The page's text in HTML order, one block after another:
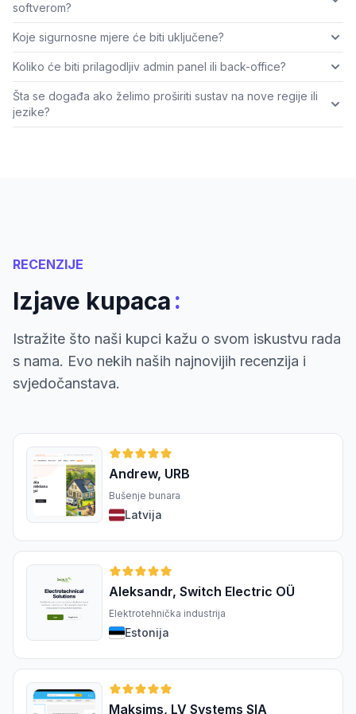
softverom?
Koje sigurnosne mjere će biti uključene?
Koliko će biti prilagodljiv admin panel ili back-office?
Šta se događa ako želimo proširiti sustav na nove regije ili
jezike?
RECENZIJE
Izjave kupaca:
Istražite što naši kupci kažu o svom iskustvu rada
s nama. Evo nekih naših najnovijih recenzija i
svjedočanstava.
Andrew, URB
Bušenje bunara
Latvija
Aleksandr, Switch Electric OÜ
Elektrotehnička industrija
Estonija
Maksims, LV Systems SIA